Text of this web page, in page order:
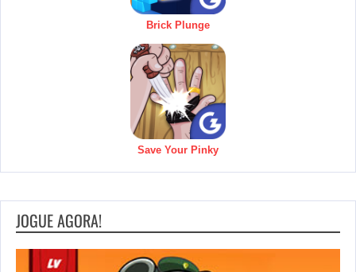
Brick Plunge
Save Your Pinky
JOGUE AGORA!